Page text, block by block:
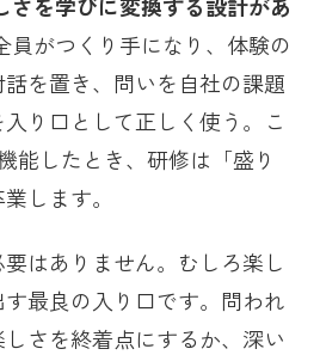
員がつくり手になり、体験の
を置き、問いを自社の課題
り口として正しく使う。こ
能したとき、研修は「盛り
します。
はありません。むしろ楽し
最良の入り口です。問われ
さを終着点にするか、深い